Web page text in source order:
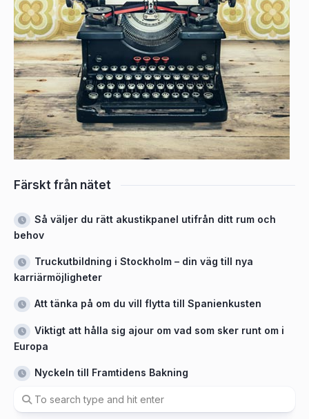
Färskt från nätet
Så väljer du rätt akustikpanel utifrån ditt rum och
behov
Truckutbildning i Stockholm – din väg till nya
karriärmöjligheter
Att tänka på om du vill flytta till Spanienkusten
Viktigt att hålla sig ajour om vad som sker runt om i
Europa
Nyckeln till Framtidens Bakning